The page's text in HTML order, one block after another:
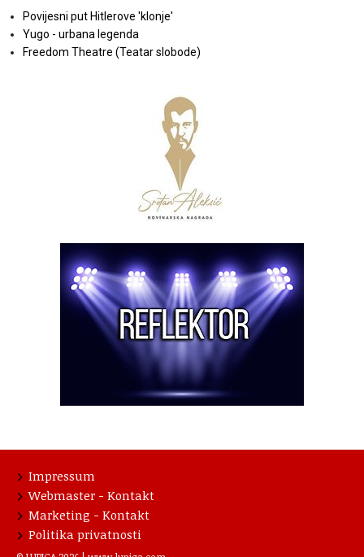
Povijesni put Hitlerove 'klonje'
Yugo - urbana legenda
Freedom Theatre (Teatar slobode)
Impressum
Webmaster - Kontakt
Marketing - Kontakt
Politika privatnosti